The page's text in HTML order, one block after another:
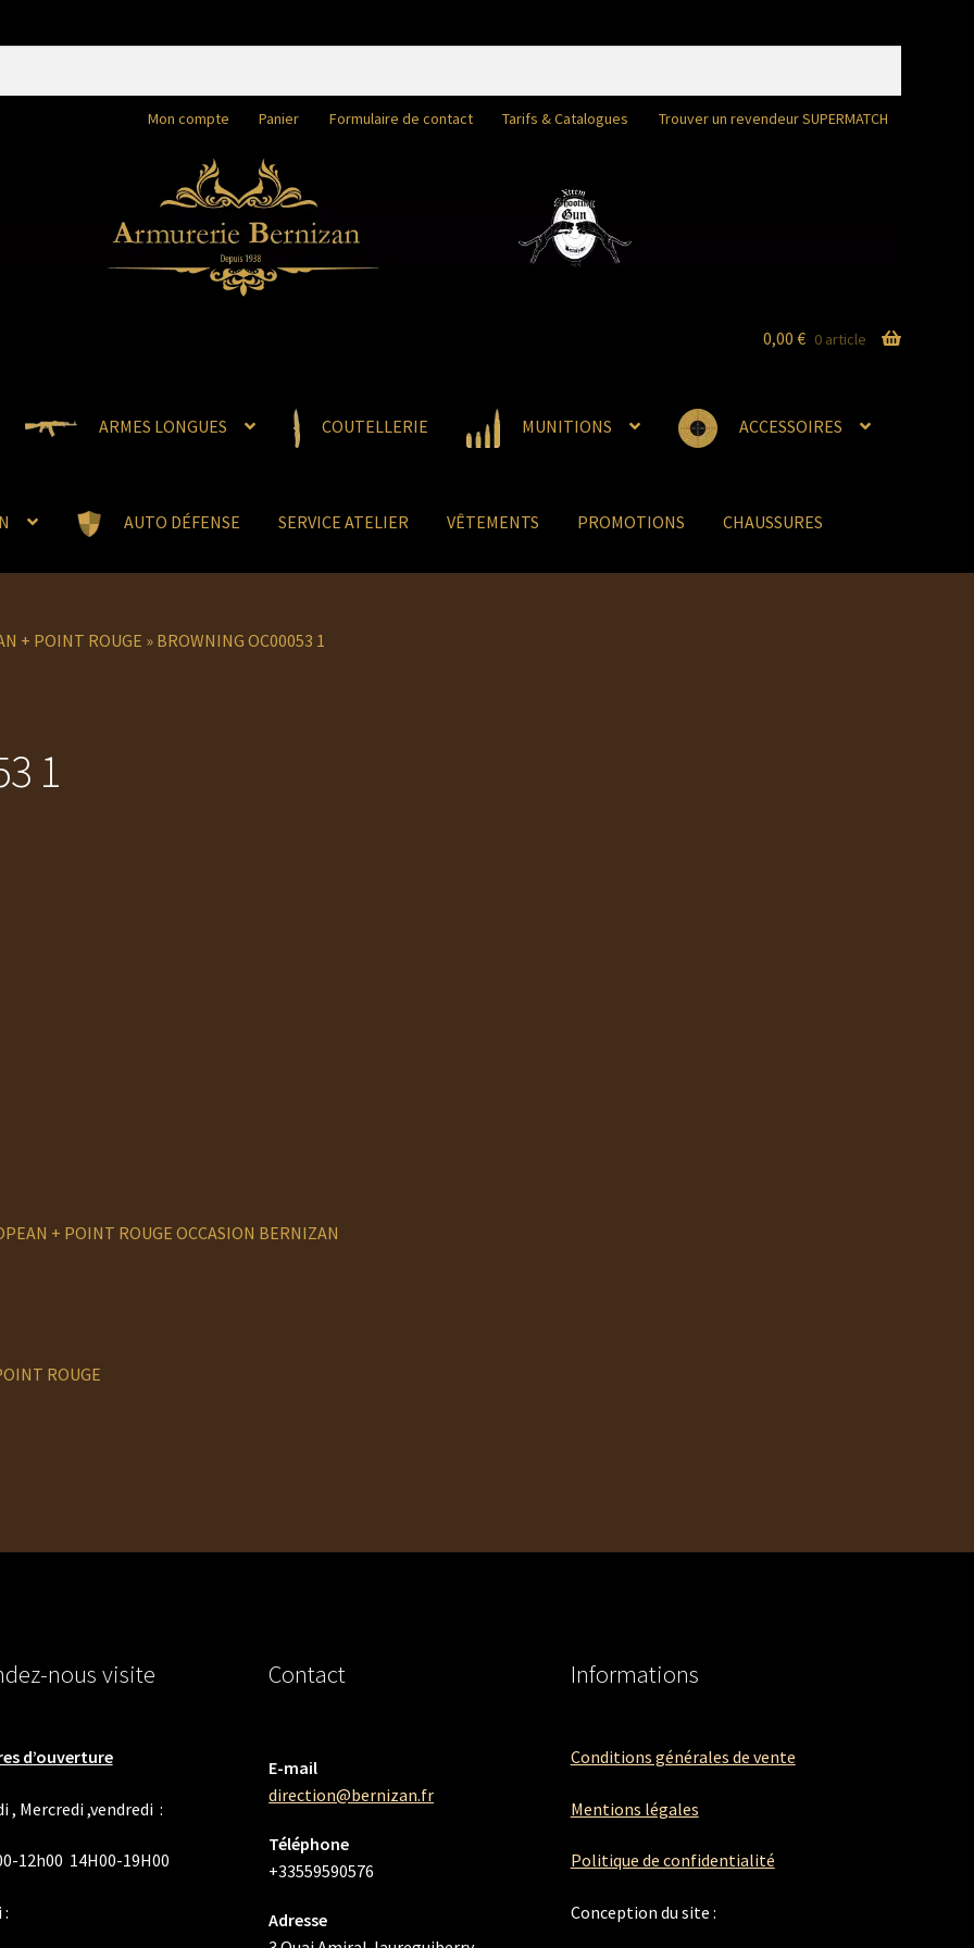
Mon compte Panier Formulaire de contact Tarifs & Catalogues Trouver un revendeur SUPERMATCH
ARMES LONGUES COUTELLERIE MUNITIONS ACCESSOIRES
AUTO DÉFENSE SERVICE ATELIER VÊTEMENTS PROMOTIONS CHAUSSURES
0,00 € 0 article
+ POINT ROUGE » BROWNING OC00053 1
1
+ POINT ROUGE OCCASION BERNIZAN
ROUGE
nous visite
d’ouverture
, Mercredi ,vendredi :
12h00 14H00-19H00
:
Contact
E-mail
direction@bernizan.fr
Téléphone
+33559590576
Adresse
Informations
Conditions générales de vente
Mentions légales
Politique de confidentialité
Conception du site :